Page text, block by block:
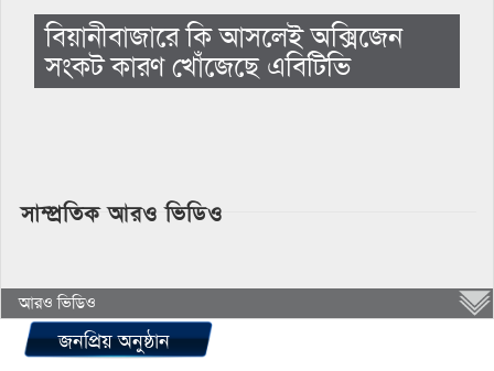
বিয়ানীবাজারে কি আসলেই অক্সিজেন
সংকট কারণ খোঁজেছে এবিটিভি
সাম্প্রতিক আরও ভিডিও
আরও ভিডিও
জনপ্রিয় অনুষ্ঠান